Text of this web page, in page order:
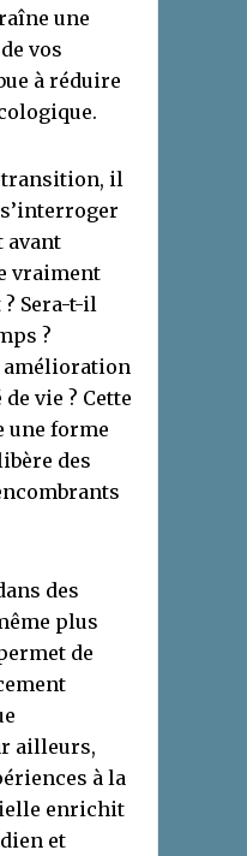
une
vos
à réduire
transition, il
avant
vraiment
Sera-t-il
?
vie ? Cette
une forme
des
des
plus
de
ailleurs,
à la
enrichit
et